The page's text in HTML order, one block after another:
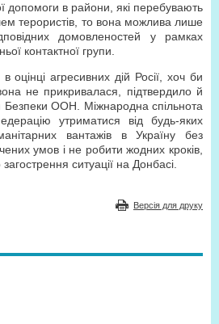
допомоги в райони, які перебувають
терористів, то вона можлива лише
домовленостей у рамках
контактної групи.
оцінці агресивних дій Росії, хоч би
не прикривалася, підтвердило й
Безпеки ООН. Міжнародна спільнота
утриматися від будь-яких
вантажів в Україну без
умов і не робити жодних кроків,
ситуації на Донбасі.
Версія для друку